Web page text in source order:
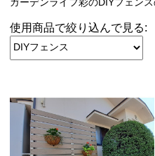
使用商品で絞り込んで見る: